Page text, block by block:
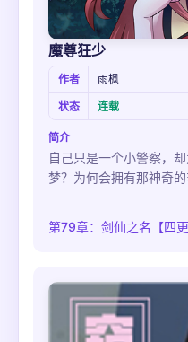
魔尊狂少
作者 雨枫
状态
连载
简介
自己只是一个小警察，
梦？为何会拥有那神奇
第79章：剑仙之名【四